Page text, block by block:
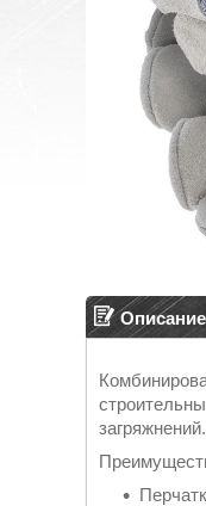
Описание
загряжнений.